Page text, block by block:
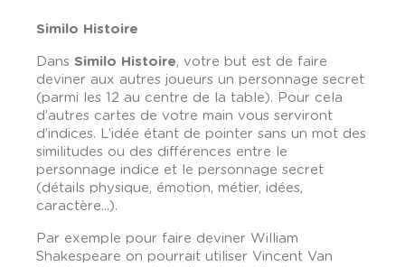
Similo Histoire
Dans Similo Histoire, votre but est de faire
deviner aux autres joueurs un personnage secret
(parmi les 12 au centre de la table). Pour cela
d’autres cartes de votre main vous serviront
d’indices. L’idée étant de pointer sans un mot des
similitudes ou des différences entre le
personnage indice et le personnage secret
(détails physique, émotion, métier, idées,
caractère...).
Par exemple pour faire deviner William
Shakespeare on pourrait utiliser Vincent Van